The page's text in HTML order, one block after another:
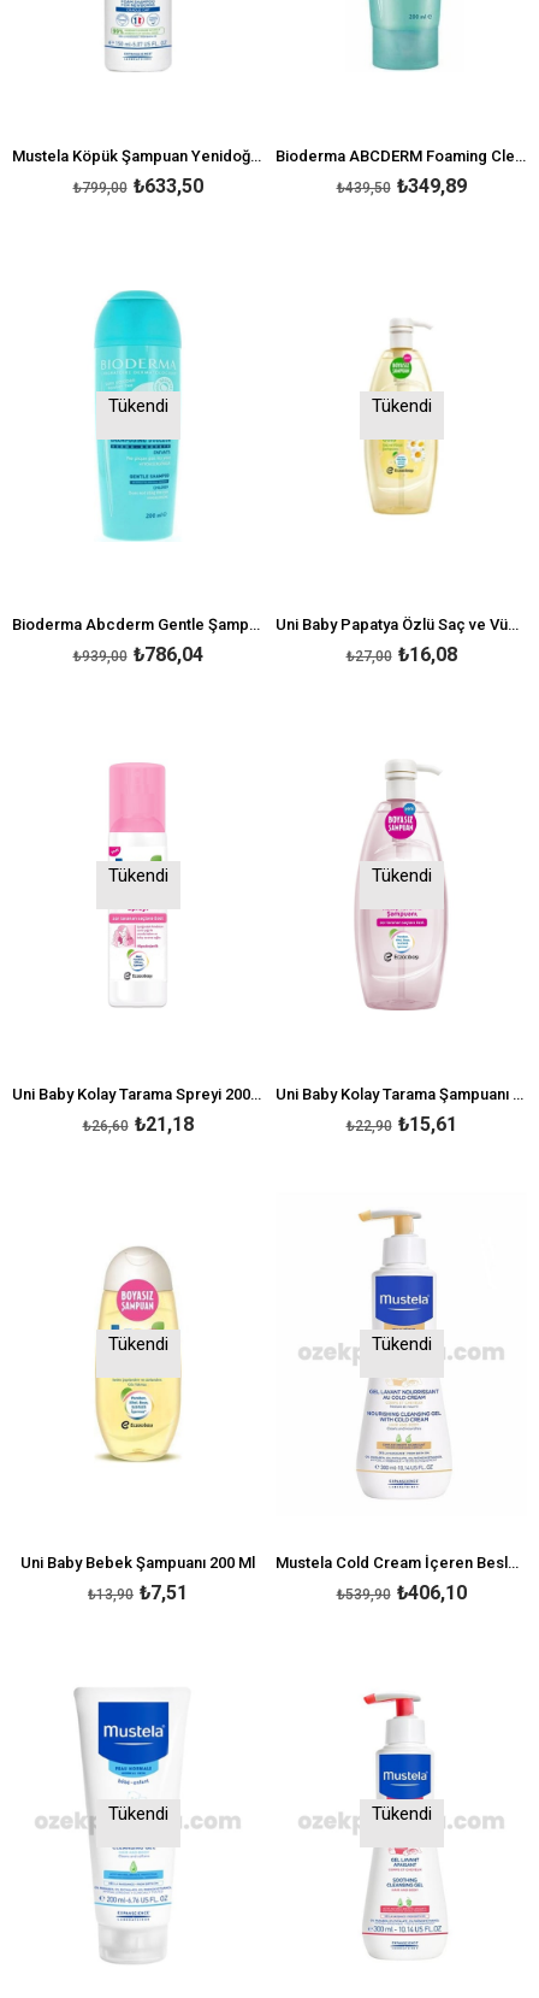
Mustela Köpük Şampuan Yenidoğan 150 ml
₺633,50
₺799,00
Bioderma ABCDERM Foaming Cleanser 200 ml
₺349,89
₺439,50
Tükendi
Bioderma Abcderm Gentle Şampuan 200 ml
₺786,04
₺939,00
Tükendi
Uni Baby Papatya Özlü Saç ve Vücut Şampuanı 700 ml
₺16,08
₺27,00
Tükendi
Uni Baby Kolay Tarama Spreyi 200 ml
₺21,18
₺26,60
Tükendi
Uni Baby Kolay Tarama Şampuanı 700 ml
₺15,61
₺22,90
Tükendi
Uni Baby Bebek Şampuanı 200 Ml
₺7,51
₺13,90
Tükendi
Mustela Cold Cream İçeren Besleyici Bebek Şampuanı 300 ml
₺406,10
₺539,90
Tükendi Tükendi